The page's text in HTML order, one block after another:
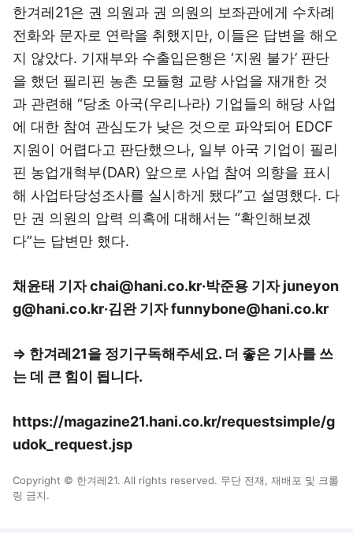
한겨레21은 권 의원과 권 의원의 보좌관에게 수차례
전화와 문자로 연락을 취했지만, 이들은 답변을 해오
지 않았다. 기재부와 수출입은행은 ‘지원 불가’ 판단
을 했던 필리핀 농촌 모듈형 교량 사업을 재개한 것
과 관련해 “당초 아국(우리나라) 기업들의 해당 사업
에 대한 참여 관심도가 낮은 것으로 파악되어 EDCF
지원이 어렵다고 판단했으나, 일부 아국 기업이 필리
핀 농업개혁부(DAR) 앞으로 사업 참여 의향을 표시
해 사업타당성조사를 실시하게 됐다”고 설명했다. 다
만 권 의원의 압력 의혹에 대해서는 “확인해보겠
다”는 답변만 했다.
채윤태 기자 chai@hani.co.kr·박준용 기자 juneyon
g@hani.co.kr·김완 기자 funnybone@hani.co.kr
⇒ 한겨레21을 정기구독해주세요. 더 좋은 기사를 쓰
는 데 큰 힘이 됩니다.
https://magazine21.hani.co.kr/requestsimple/g
udok_request.jsp
Copyright © 한겨레21. All rights reserved. 무단 전재, 재배포 및 크롤
링 금지.